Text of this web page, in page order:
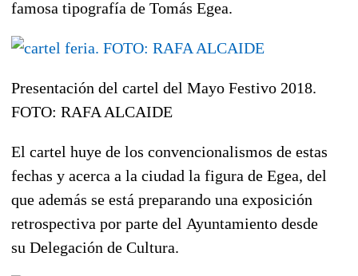
famosa tipografía de Tomás Egea.
Presentación del cartel del Mayo Festivo 2018.
FOTO: RAFA ALCAIDE
El cartel huye de los convencionalismos de estas
fechas y acerca a la ciudad la figura de Egea, del
que además se está preparando una exposición
retrospectiva por parte del Ayuntamiento desde
su Delegación de Cultura.